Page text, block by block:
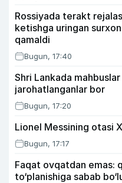
Rossiyada terakt
ketishga uringan
qamaldi
Bugun, 17:40
Shri Lankada
jarohatlanganlar bor
Bugun, 17:20
Lionel Messining otasi
Bugun, 17:17
Faqat ovqatdan emas:
to‘planishiga sabab